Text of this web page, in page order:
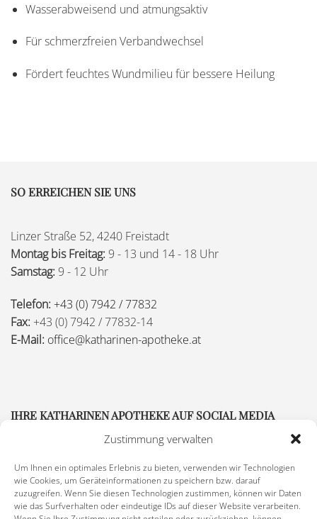
Zustimmung verwalten
Um Ihnen ein optimales Erlebnis zu bieten, verwenden wir Technologien
wie Cookies, um Geräteinformationen zu speichern bzw. darauf
zuzugreifen. Wenn Sie diesen Technologien zustimmen, können wir Daten
wie das Surfverhalten oder eindeutige IDs auf dieser Website verarbeiten.
Wasserabweisend und atmungsaktiv
Für schmerzfreien Verbandwechsel
Fördert feuchtes Wundmilieu für bessere Heilung
SO ERREICHEN SIE UNS
Linzer Straße 52, 4240 Freistadt
Montag bis Freitag: 9 - 13 und 14 - 18 Uhr
Samstag: 9 - 12 Uhr
Telefon: +43 (0) 7942 / 77832
Fax: +43 (0) 7942 / 77832-14
E-Mail: office@katharinen-apotheke.at
IHRE KATHARINEN APOTHEKE AUF SOCIAL MEDIA